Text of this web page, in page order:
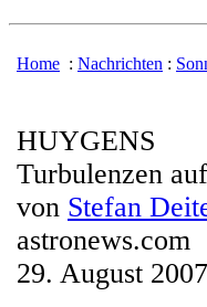
Home : Nachrichten :
HUYGENS
Turbulenzen
von Stefan
astronews.com
29. August 2007